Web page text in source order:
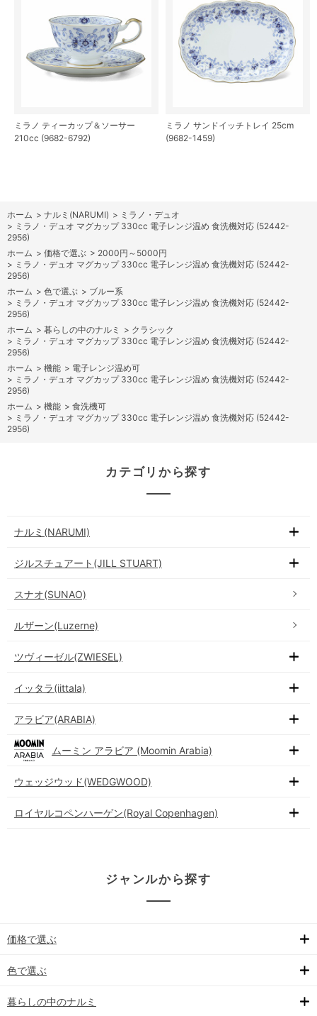
ミラノ ティーカップ＆ソーサー
210cc (9682-6792)
ミラノ サンドイッチトレイ 25cm
(9682-1459)
ホーム > ナルミ(NARUMI) > ミラノ・デュオ
> ミラノ・デュオ マグカップ 330cc 電子レンジ温め 食洗機対応 (52442-
2956)
ホーム > 価格で選ぶ > 2000円～5000円
> ミラノ・デュオ マグカップ 330cc 電子レンジ温め 食洗機対応 (52442-
2956)
ホーム > 色で選ぶ > ブルー系
> ミラノ・デュオ マグカップ 330cc 電子レンジ温め 食洗機対応 (52442-
2956)
ホーム > 暮らしの中のナルミ > クラシック
> ミラノ・デュオ マグカップ 330cc 電子レンジ温め 食洗機対応 (52442-
2956)
ホーム > 機能 > 電子レンジ温め可
> ミラノ・デュオ マグカップ 330cc 電子レンジ温め 食洗機対応 (52442-
2956)
ホーム > 機能 > 食洗機可
> ミラノ・デュオ マグカップ 330cc 電子レンジ温め 食洗機対応 (52442-
2956)
カテゴリから探す
ナルミ(NARUMI)
ジルスチュアート(JILL STUART)
スナオ(SUNAO)
ルザーン(Luzerne)
ツヴィーゼル(ZWIESEL)
イッタラ(iittala)
アラビア(ARABIA)
ムーミン アラビア (Moomin Arabia)
ウェッジウッド(WEDGWOOD)
ロイヤルコペンハーゲン(Royal Copenhagen)
ジャンルから探す
価格で選ぶ
色で選ぶ
暮らしの中のナルミ